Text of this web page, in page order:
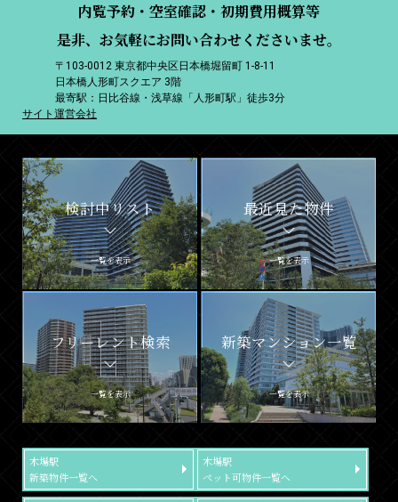
内覧予約・空室確認・初期費用概算等
是非、お気軽にお問い合わせくださいませ。
〒103-0012 東京都中央区日本橋堀留町 1-8-11
日本橋人形町スクエア 3階
最寄駅：日比谷線・浅草線「人形町駅」徒歩3分
サイト運営会社
検討中リスト
一覧を表示
最近見た物件
一覧を表示
フリーレント検索
一覧を表示
新築マンション一覧
一覧を表示
木場駅
新築物件一覧へ
木場駅
ペット可物件一覧へ